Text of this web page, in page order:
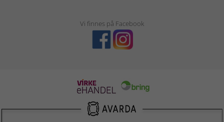
Vi finnes på Facebook